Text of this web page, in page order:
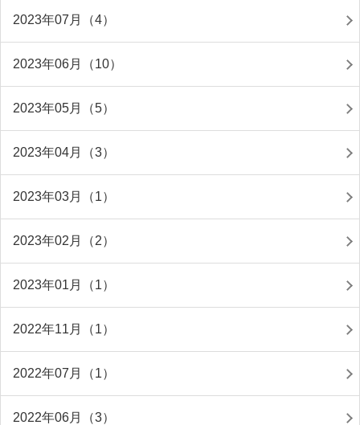
2023年07月（4）
2023年06月（10）
2023年05月（5）
2023年04月（3）
2023年03月（1）
2023年02月（2）
2023年01月（1）
2022年11月（1）
2022年07月（1）
2022年06月（3）